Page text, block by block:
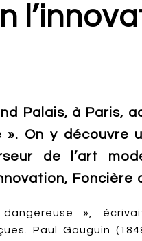
Palais, à Paris,
». On y découvre
de l’art
Foncière
»,
Paul Gauguin